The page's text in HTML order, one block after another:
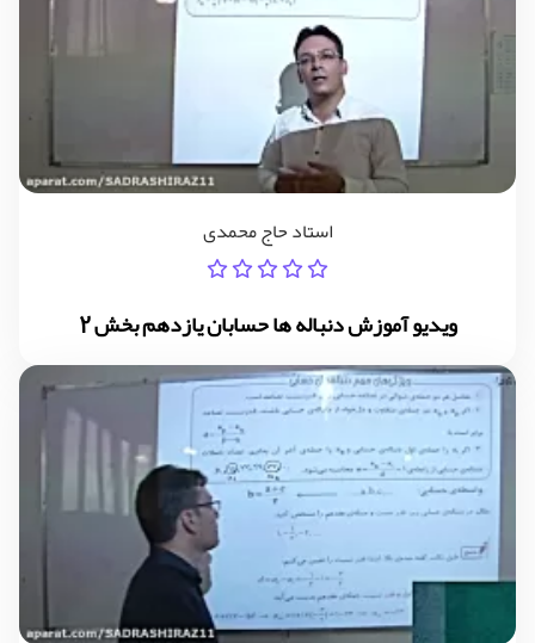
استاد حاج محمدی
ویدیو آموزش دنباله ها حسابان یازدهم بخش 2